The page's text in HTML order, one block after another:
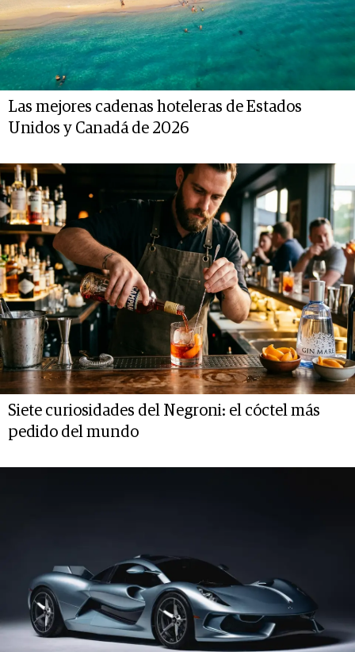
Las mejores cadenas hoteleras de Estados
Unidos y Canadá de 2026
Siete curiosidades del Negroni: el cóctel más
pedido del mundo